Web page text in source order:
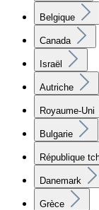
Belgique
Canada
Israël
Autriche
Royaume-Uni
Bulgarie
République
Danemark
Grèce